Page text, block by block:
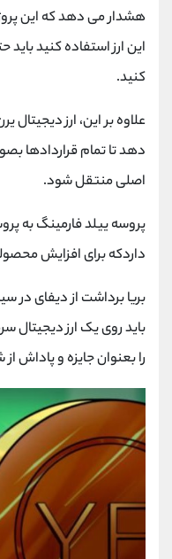
هشدار می دهد که این
این ارز استفاده کنید باید
کنید.
علاوه بر این، ارز دیجیتال
دهد تا تمام قراردادها
اصلی منتقل شود.
پروسه ییلد فارمینگ به
داردکه برای افزایش
بریا برداشت از دیفای در
را بعنوان جایزه و پاداش